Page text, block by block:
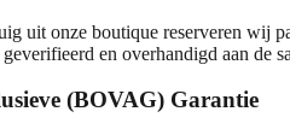
uit onze boutique reserveren wij
en overhandigd aan de
(BOVAG) Garantie